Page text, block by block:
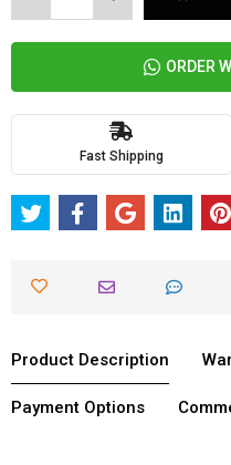
ORDER
Fast Shipping
Product Description
Payment Options